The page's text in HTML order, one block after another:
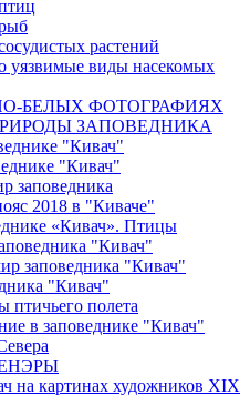
растений
уязвимые виды насекомых
БЕЛЫХ ФОТОГРАФИЯХ
ЗАПОВЕДНИКА
"Кивач"
"Кивач"
заповедника
2018 в "Киваче"
«Кивач». Птицы
"Кивач"
заповедника "Кивач"
"Кивач"
птичьего полета
в заповеднике "Кивач"
на картинах художников XIX